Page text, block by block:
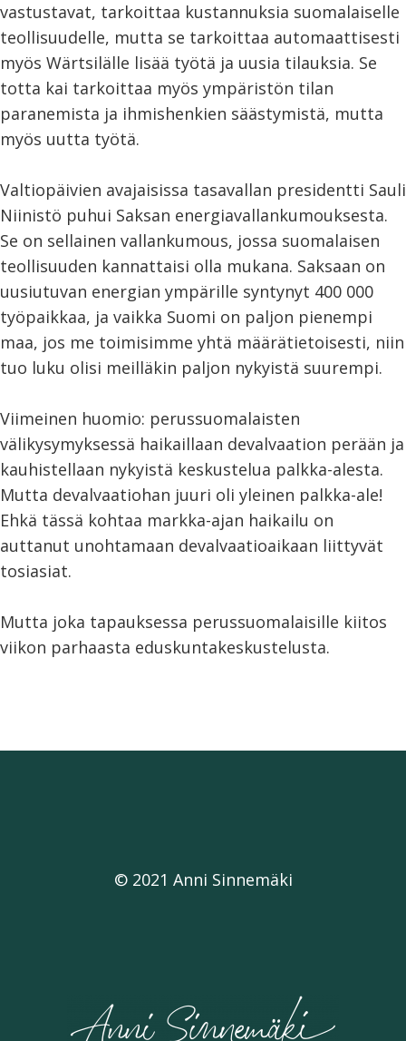
vastustavat, tarkoittaa kustannuksia suomalaiselle
teollisuudelle, mutta se tarkoittaa automaattisesti
myös Wärtsilälle lisää työtä ja uusia tilauksia. Se
totta kai tarkoittaa myös ympäristön tilan
paranemista ja ihmishenkien säästymistä, mutta
myös uutta työtä.
Valtiopäivien avajaisissa tasavallan presidentti Sauli
Niinistö puhui Saksan energiavallankumouksesta.
Se on sellainen vallankumous, jossa suomalaisen
teollisuuden kannattaisi olla mukana. Saksaan on
uusiutuvan energian ympärille syntynyt 400 000
työpaikkaa, ja vaikka Suomi on paljon pienempi
maa, jos me toimisimme yhtä määrätietoisesti, niin
tuo luku olisi meilläkin paljon nykyistä suurempi.
Viimeinen huomio: perussuomalaisten
välikysymyksessä haikaillaan devalvaation perään ja
kauhistellaan nykyistä keskustelua palkka-alesta.
Mutta devalvaatiohan juuri oli yleinen palkka-ale!
Ehkä tässä kohtaa markka-ajan haikailu on
auttanut unohtamaan devalvaatioaikaan liittyvät
tosiasiat.
Mutta joka tapauksessa perussuomalaisille kiitos
viikon parhaasta eduskuntakeskustelusta.
© 2021 Anni Sinnemäki